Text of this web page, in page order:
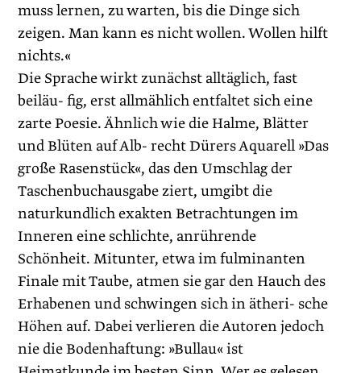
muss lernen, zu warten, bis die Dinge sich
zeigen. Man kann es nicht wollen. Wollen hilft
nichts.«
Die Sprache wirkt zunächst alltäglich, fast
beiläu- fig, erst allmählich entfaltet sich eine
zarte Poesie. Ähnlich wie die Halme, Blätter
und Blüten auf Alb- recht Dürers Aquarell »Das
große Rasenstück«, das den Umschlag der
Taschenbuchausgabe ziert, umgibt die
naturkundlich exakten Betrachtungen im
Inneren eine schlichte, anrührende
Schönheit. Mitunter, etwa im fulminanten
Finale mit Taube, atmen sie gar den Hauch des
Erhabenen und schwingen sich in ätheri- sche
Höhen auf. Dabei verlieren die Autoren jedoch
nie die Bodenhaftung: »Bullau« ist